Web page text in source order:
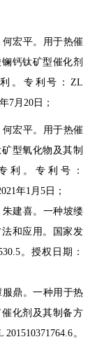
何宏平。用于热催
钙钛矿型催化剂
。专利号：ZL
7月20日；
何宏平。用于热催
型氧化物及其制
利。专利号：
年1月5日；
朱建喜。一种坡缕
和应用。国家发
。授权日期：
服鼎。一种用于热
化剂及其制备方
。